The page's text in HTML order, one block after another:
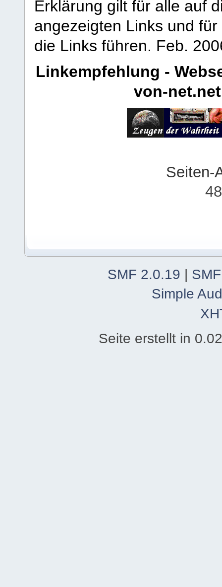
Erklärung gilt für alle auf
angezeigten Links und
die Links führen. Feb.
Linkempfehlung -
von-net.net
Seiten-
SMF 2.0.19 |
Simple
Seite erstellt in